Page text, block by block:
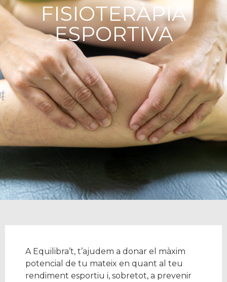
FISIOTERÀPIA
ESPORTIVA
A Equilibra’t, t’ajudem a donar el màxim
potencial de tu mateix en quant al teu
rendiment esportiu i, sobretot, a prevenir